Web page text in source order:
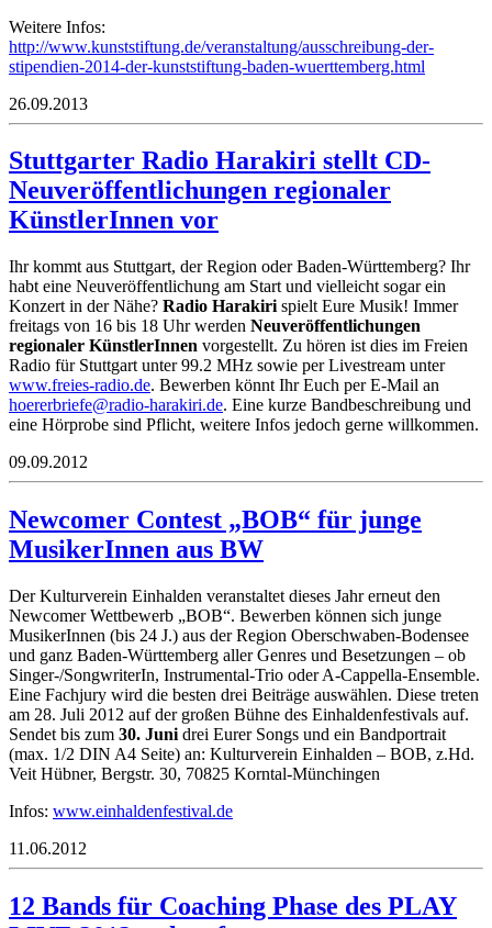
Weitere Infos:
http://www.kunststiftung.de/veranstaltung/ausschreibung-der-
stipendien-2014-der-kunststiftung-baden-wuerttemberg.html
26.09.2013
Stuttgarter Radio Harakiri stellt CD-
Neuveröffentlichungen regionaler
KünstlerInnen vor
Ihr kommt aus Stuttgart, der Region oder Baden-Württemberg? Ihr
habt eine Neuveröffentlichung am Start und vielleicht sogar ein
Konzert in der Nähe? Radio Harakiri spielt Eure Musik! Immer
freitags von 16 bis 18 Uhr werden Neuveröffentlichungen
regionaler KünstlerInnen vorgestellt. Zu hören ist dies im Freien
Radio für Stuttgart unter 99.2 MHz sowie per Livestream unter
www.freies-radio.de. Bewerben könnt Ihr Euch per E-Mail an
ed.ir
ikara
h-oid
ar@ef
eirbr
ereoh
. Eine kurze Bandbeschreibung und
eine Hörprobe sind Pflicht, weitere Infos jedoch gerne willkommen.
09.09.2012
Newcomer Contest „BOB“ für junge
MusikerInnen aus BW
Der Kulturverein Einhalden veranstaltet dieses Jahr erneut den
Newcomer Wettbewerb „BOB“. Bewerben können sich junge
MusikerInnen (bis 24 J.) aus der Region Oberschwaben-Bodensee
und ganz Baden-Württemberg aller Genres und Besetzungen – ob
Singer-/SongwriterIn, Instrumental-Trio oder A-Cappella-Ensemble.
Eine Fachjury wird die besten drei Beiträge auswählen. Diese treten
am 28. Juli 2012 auf der großen Bühne des Einhaldenfestivals auf.
Sendet bis zum 30. Juni drei Eurer Songs und ein Bandportrait
(max. 1/2 DIN A4 Seite) an: Kulturverein Einhalden – BOB, z.Hd.
Veit Hübner, Bergstr. 30, 70825 Korntal-Münchingen
Infos: www.einhaldenfestival.de
11.06.2012
12 Bands für Coaching Phase des PLAY